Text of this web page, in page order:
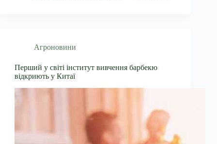
Агроновини
Перший у світі інститут вивчення барбекю
відкриють у Китаї